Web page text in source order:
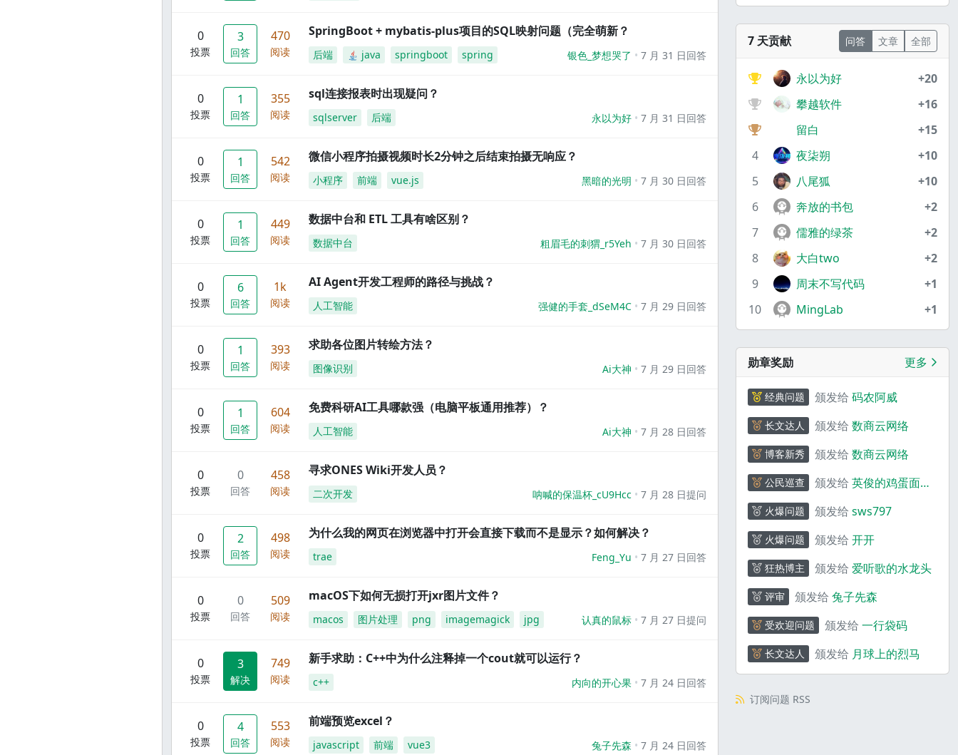
0
投票
3
回答
470
阅读
SpringBoot + mybatis-plus项目的SQL映射问题（完全萌新？
后端 java springboot spring 银色_梦想哭了 7 月 31 日回答
0
投票
1
回答
355
阅读
sql连接报表时出现疑问？
sqlserver 后端 永以为好 7 月 31 日回答
0
投票
1
回答
542
阅读
微信小程序拍摄视频时长2分钟之后结束拍摄无响应？
小程序 前端 vue.js 黑暗的光明 7 月 30 日回答
0
投票
1
回答
449
阅读
数据中台和 ETL 工具有啥区别？
数据中台 粗眉毛的刺猬_r5Yeh 7 月 30 日回答
0
投票
6
回答
1k
阅读
AI Agent开发工程师的路径与挑战？
人工智能 强健的手套_dSeM4C 7 月 29 日回答
0
投票
1
回答
393
阅读
求助各位图片转绘方法？
图像识别 Ai大神 7 月 29 日回答
0
投票
1
回答
604
阅读
免费科研AI工具哪款强（电脑平板通用推荐）？
人工智能 Ai大神 7 月 28 日回答
0
投票
0
回答
458
阅读
寻求ONES Wiki开发人员？
二次开发 呐喊的保温杯_cU9Hcc 7 月 28 日提问
0
投票
2
回答
498
阅读
为什么我的网页在浏览器中打开会直接下载而不是显示？如何解决？
trae Feng_Yu 7 月 27 日回答
0
投票
0
回答
509
阅读
macOS下如何无损打开jxr图片文件？
macos 图片处理 png imagemagick jpg 认真的鼠标 7 月 27 日提问
0
投票
3
解决
749
阅读
新手求助：C++中为什么注释掉一个cout就可以运行？
c++ 内向的开心果 7 月 24 日回答
0
投票
4
回答
553
阅读
前端预览excel？
javascript 前端 vue3 兔子先森 7 月 24 日回答
7 天贡献 问答 文章 全部
永以为好
+20
攀越软件
+16
留白
+15
4
夜柒朔
+10
5
八尾狐
+10
6
奔放的书包
+2
7
儒雅的绿茶
+2
8
大白two
+2
9
周末不写代码
+1
10
MingLab +1
勋章奖励 更多
经典问题 颁发给 码农阿威
长文达人 颁发给 数商云网络
博客新秀 颁发给 数商云网络
公民巡查 颁发给 英俊的鸡蛋面
火爆问题 颁发给 sws797
火爆问题 颁发给 开开
狂热博主 颁发给 爱听歌的水龙头
评审 颁发给 兔子先森
受欢迎问题 颁发给 一行袋码
长文达人 颁发给 月球上的烈马
订阅问题 RSS